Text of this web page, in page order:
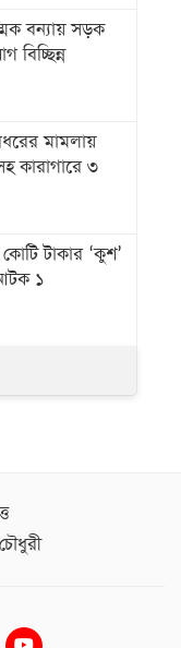
বন্যায় সড়ক
বিচ্ছিন্ন
মামলায়
কারাগারে ৩
টাকার ‘কুশ’
১